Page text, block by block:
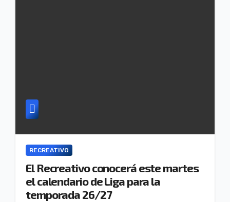
RECREATIVO
El Recreativo conocerá este martes
el calendario de Liga para la
temporada 26/27